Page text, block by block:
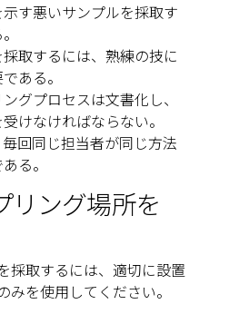
す悪いサンプルを採取す
取するには、熟練の技に
ある。
グプロセスは文書化し、
けなければならない。
回同じ担当者が同じ方法
る。
リング場所を
採取するには、適切に設置
みを使用してください。